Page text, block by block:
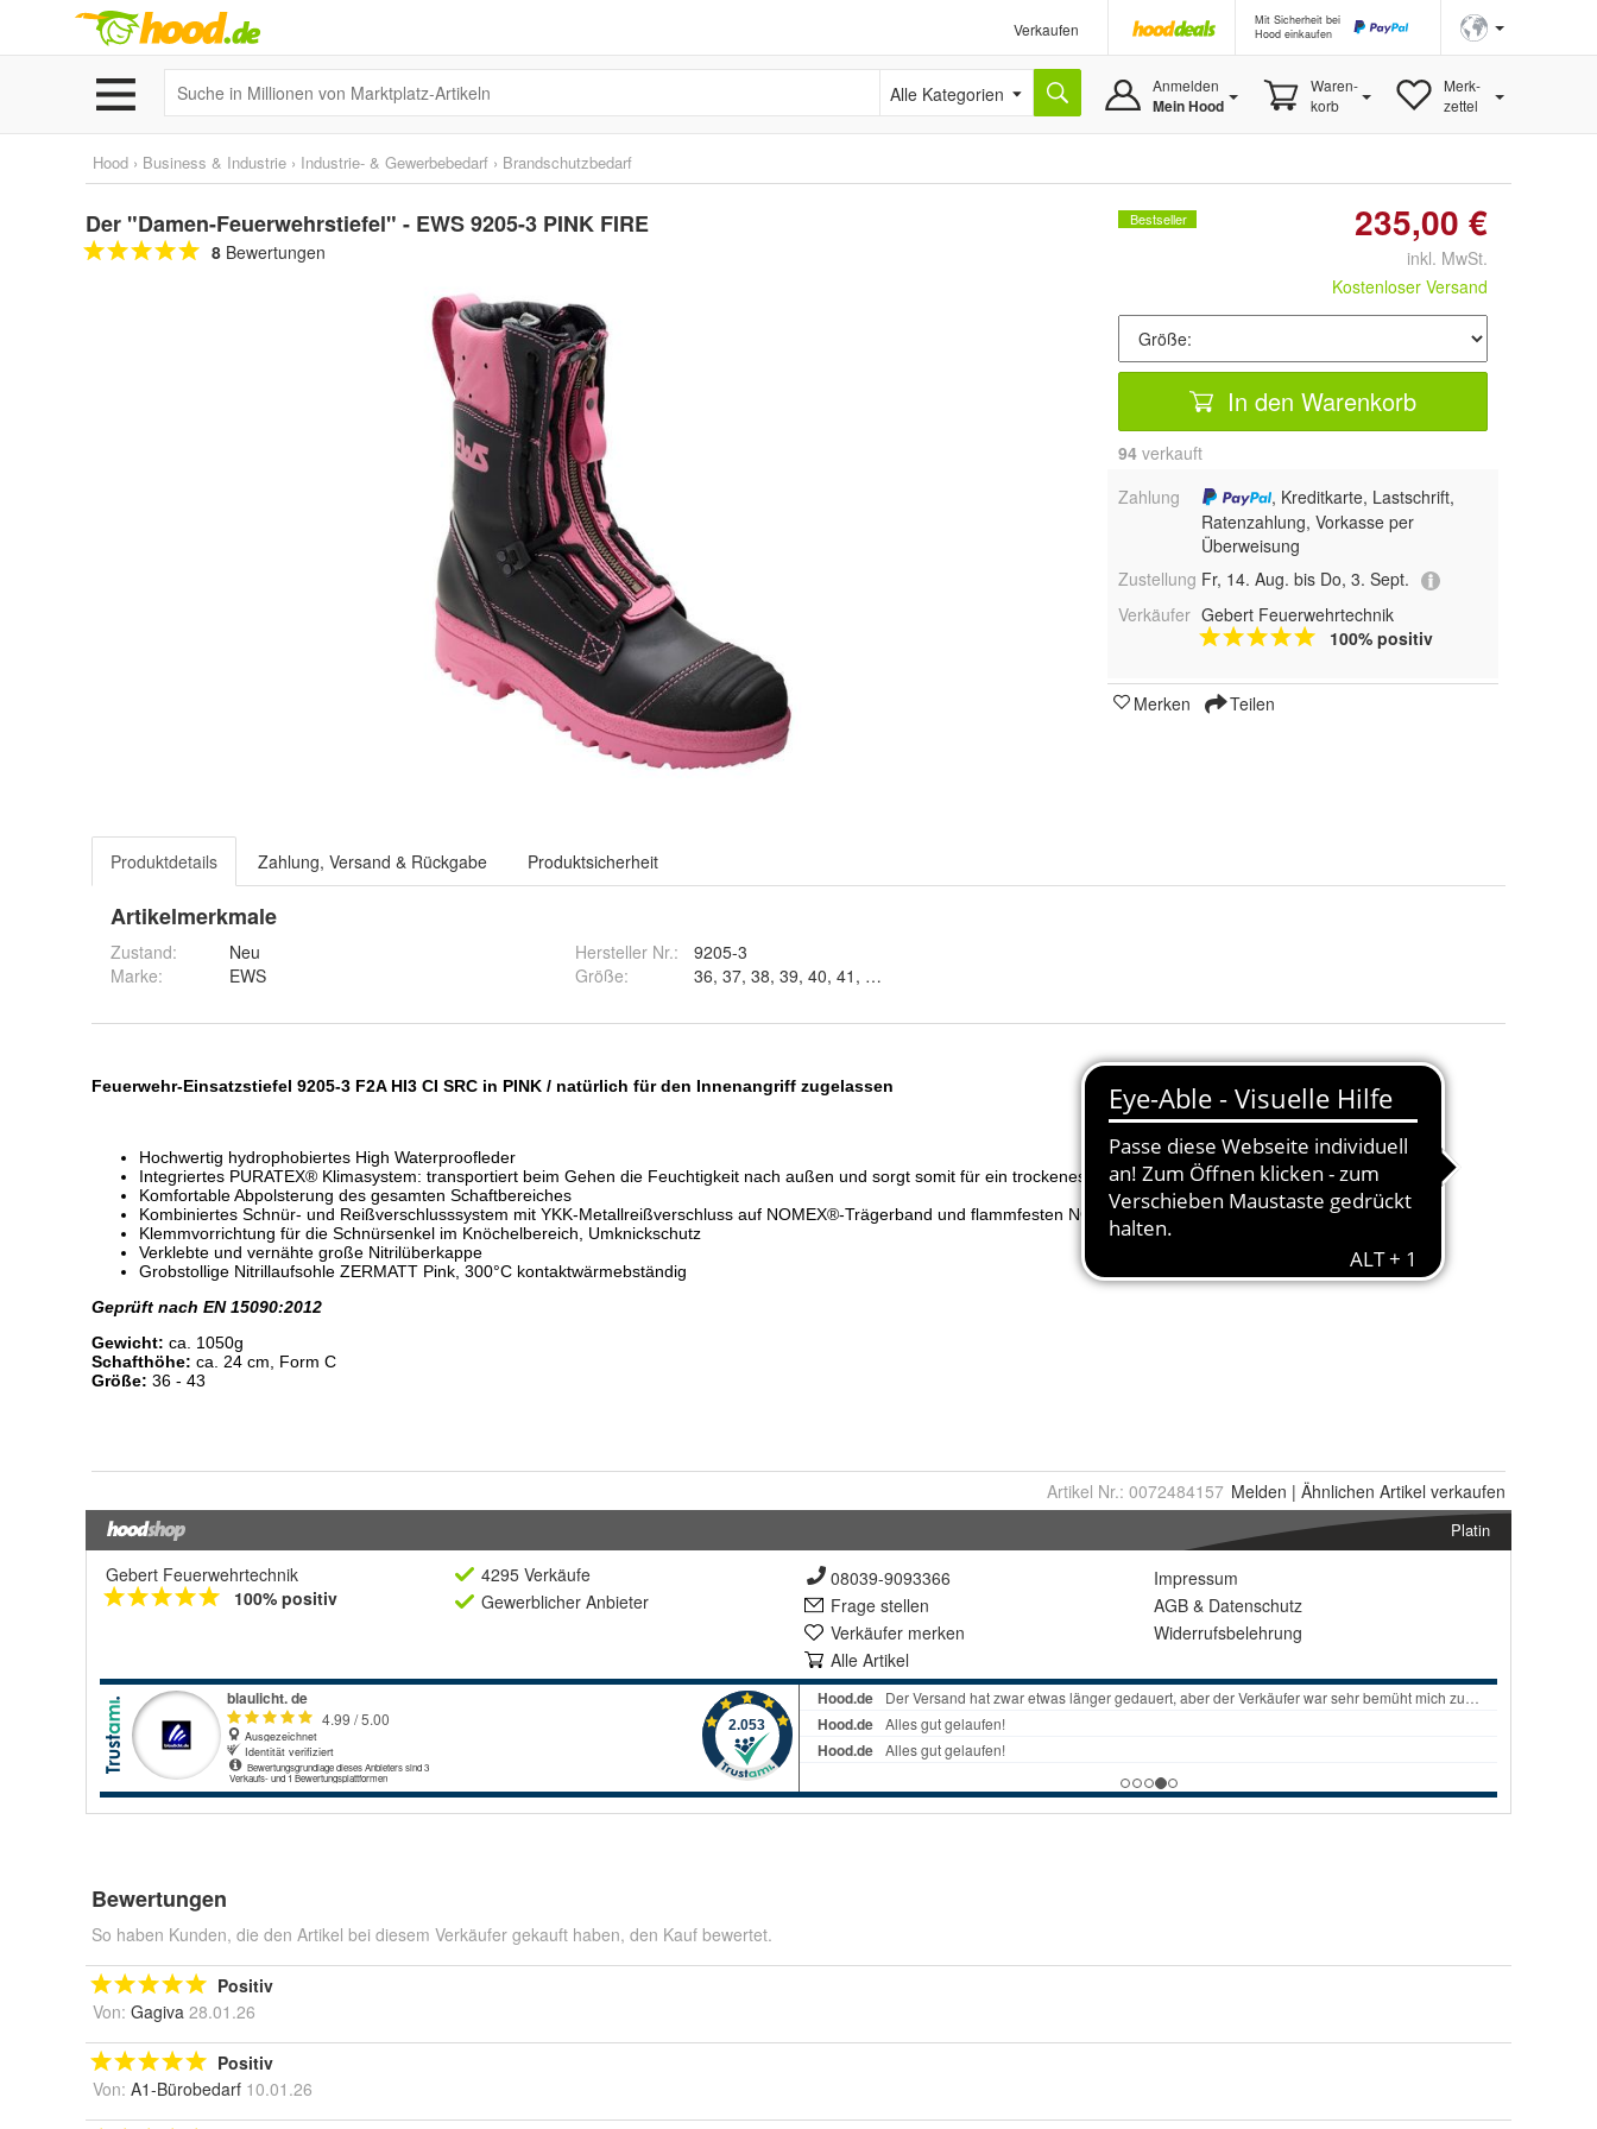
Verkaufen
Mit Sicherheit bei
Hood einkaufen
Alle Kategorien Anmelden
Mein Hood
Waren-
korb
Merk-
zettel
Hood › Business & Industrie › Industrie- & Gewerbebedarf › Brandschutzbedarf
Der "Damen-Feuerwehrstiefel" - EWS 9205-3 PINK FIRE
8 Bewertungen
Bestseller 235,00 €
inkl. MwSt.
Kostenloser Versand
In den Warenkorb
94 verkauft
Zahlung
, Kreditkarte, Lastschrift,
Ratenzahlung, Vorkasse per
Überweisung
Zustellung Fr, 14. Aug. bis Do, 3. Sept.
Verkäufer Gebert Feuerwehrtechnik
100% positiv
Merken Teilen
Produktdetails Zahlung, Versand & Rückgabe Produktsicherheit
Artikelmerkmale
Zustand:
Neu
Marke:
EWS
Hersteller Nr.:
9205-3
Größe:
Artikel Nr.: 0072484157 Melden | Ähnlichen Artikel verkaufen
Platin
Gebert Feuerwehrtechnik
100% positiv
4295 Verkäufe
Gewerblicher Anbieter
08039-9093366
Frage stellen
Verkäufer merken
Alle Artikel
Impressum
AGB & Datenschutz
Widerrufsbelehrung
Bewertungen
So haben Kunden, die den Artikel bei diesem Verkäufer gekauft haben, den Kauf bewertet.
Positiv
Von: Gagiva 28.01.26
Positiv
Von: A1-Bürobedarf 10.01.26